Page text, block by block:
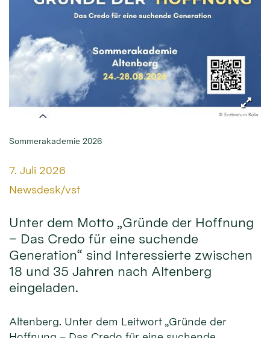
© Erzbistum Köln
Sommerakademie 2026
Datum:
7. Juli 2026
Von:
Newsdesk/vst
Unter dem Motto „Gründe der Hoffnung
– Das Credo für eine suchende
Generation“ sind Interessierte zwischen
18 und 35 Jahren nach Altenberg
eingeladen.
Altenberg. Unter dem Leitwort „Gründe der